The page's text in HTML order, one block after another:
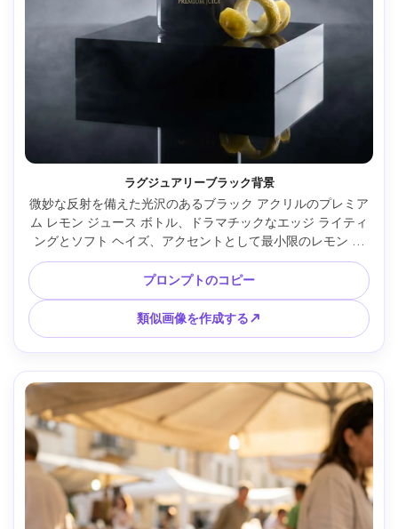
ラグジュアリーブラック背景
微妙な反射を備えた光沢のあるブラック アクリルのプレミア
ム レモン ジュース ボトル、ドラマチックなエッジ ライティ
ングとソフト ヘイズ、アクセントとして最小限のレモン ピ
ール ツイスト、ハイ コントラストの高級広告ムード、Nikon
D850、105mm、f/8 で撮影、スタジオ ストロボ ライティン
グ、フォトリアル、プレミアム パッケージ ハイライト --ar
4:5
プロンプトのコピー
類似画像を作成する↗